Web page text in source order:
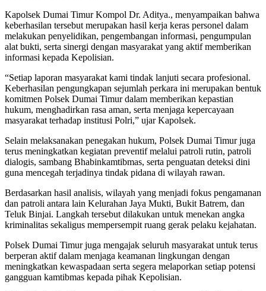
Kapolsek Dumai Timur Kompol Dr. Aditya., menyampaikan bahwa
keberhasilan tersebut merupakan hasil kerja keras personel dalam
melakukan penyelidikan, pengembangan informasi, pengumpulan
alat bukti, serta sinergi dengan masyarakat yang aktif memberikan
informasi kepada Kepolisian.
“Setiap laporan masyarakat kami tindak lanjuti secara profesional.
Keberhasilan pengungkapan sejumlah perkara ini merupakan bentuk
komitmen Polsek Dumai Timur dalam memberikan kepastian
hukum, menghadirkan rasa aman, serta menjaga kepercayaan
masyarakat terhadap institusi Polri,” ujar Kapolsek.
Selain melaksanakan penegakan hukum, Polsek Dumai Timur juga
terus meningkatkan kegiatan preventif melalui patroli rutin, patroli
dialogis, sambang Bhabinkamtibmas, serta penguatan deteksi dini
guna mencegah terjadinya tindak pidana di wilayah rawan.
Berdasarkan hasil analisis, wilayah yang menjadi fokus pengamanan
dan patroli antara lain Kelurahan Jaya Mukti, Bukit Batrem, dan
Teluk Binjai. Langkah tersebut dilakukan untuk menekan angka
kriminalitas sekaligus mempersempit ruang gerak pelaku kejahatan.
Polsek Dumai Timur juga mengajak seluruh masyarakat untuk terus
berperan aktif dalam menjaga keamanan lingkungan dengan
meningkatkan kewaspadaan serta segera melaporkan setiap potensi
gangguan kamtibmas kepada pihak Kepolisian.